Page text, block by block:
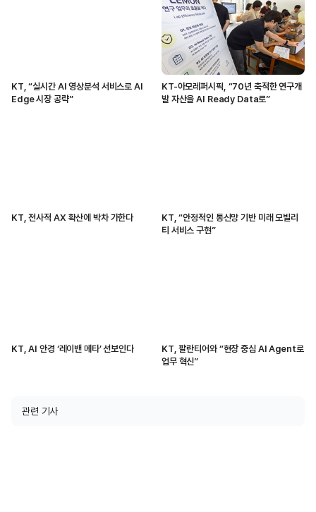
KT, “실시간 AI 영상분석 서비스로 AI
Edge 시장 공략”
KT-아모레퍼시픽, “70년 축적한 연구개
발 자산을 AI Ready Data로”
KT, 전사적 AX 확산에 박차 가한다
KT, “안정적인 통신망 기반 미래 모빌리
티 서비스 구현”
KT, AI 안경 ‘레이밴 메타’ 선보인다
KT, 팔란티어와 “현장 중심 AI Agent로
업무 혁신”
관련 기사